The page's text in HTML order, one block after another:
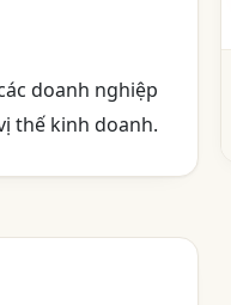
doanh nghiệp
thế kinh doanh.